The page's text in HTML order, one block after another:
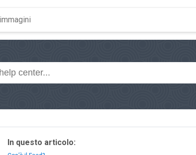
In questo articolo: